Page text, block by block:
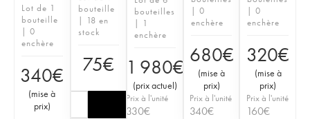
Lot de 1
bouteille
| 0
enchère
340€
(mise à
prix)
bouteille
| 18 en
stock
75€
bouteilles
| 1
enchère
1 980€
(prix actuel)
Prix à l'unité
330€
| 0
enchère
680€
(mise à
prix)
Prix à l'unité
340€
| 0
enchère
320€
(mise à
prix)
Prix à l'unité
160€